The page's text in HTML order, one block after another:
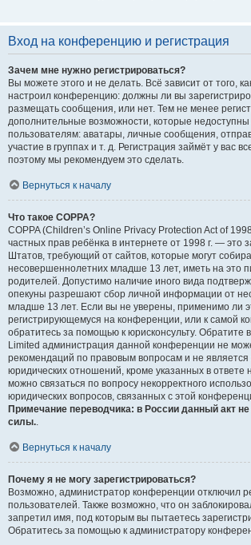
Вход на конференцию и регистрация
Зачем мне нужно регистрироваться?
Вы можете этого и не делать. Всё зависит от того,
настроил конференцию: должны ли вы
размещать сообщения, или нет. Тем не менее
дополнительные возможности, которые
пользователям: аватары, личные сообщения,
участие в группах и т. д. Регистрация займёт у вас
поэтому мы рекомендуем это сделать.
Вернуться к началу
Что такое COPPA?
COPPA (Children’s Online Privacy Protection Act of
частных прав ребёнка в интернете от 1998 г. — это
Штатов, требующий от сайтов, которые могут
несовершеннолетних младше 13 лет, иметь на это
родителей. Допустимо наличие иного вида
опекуны разрешают сбор личной информации от
младше 13 лет. Если вы не уверены, применимо ли
регистрирующемуся на конференции, или к самой
обратитесь за помощью к юрисконсульту. Обратите
Limited администрация данной конференции не
рекомендаций по правовым вопросам и не
юридических отношений, кроме указанных в ответе
можно связаться по вопросу некорректного
юридических вопросов, связанных с этой
Примечание переводчика: в России данный акт
силы..
Вернуться к началу
Почему я не могу зарегистрироваться?
Возможно, администратор конференции отключил
пользователей. Также возможно, что он
запретил имя, под которым вы пытаетесь
Обратитесь за помощью к администратору